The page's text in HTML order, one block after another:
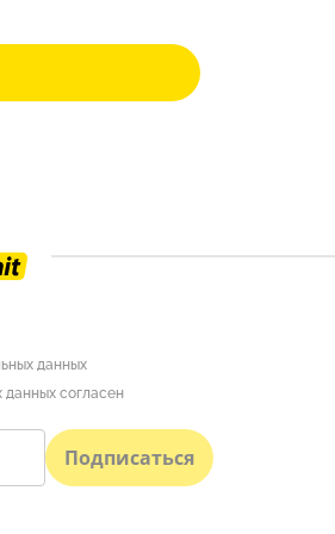
данных
согласен
Подписаться